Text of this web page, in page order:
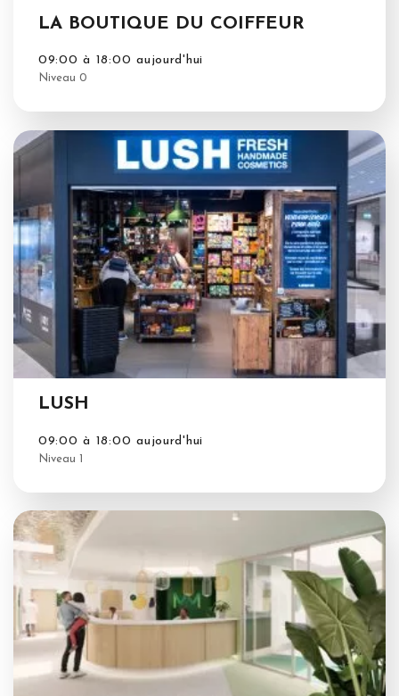
LA BOUTIQUE DU COIFFEUR
09:00 à 18:00 aujourd'hui
Niveau 0
LUSH
09:00 à 18:00 aujourd'hui
Niveau 1